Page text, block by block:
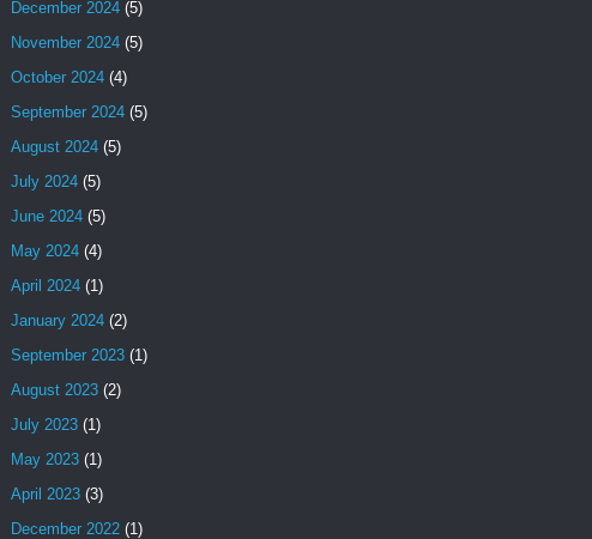
December 2024 (5)
November 2024 (5)
October 2024 (4)
September 2024 (5)
August 2024 (5)
July 2024 (5)
June 2024 (5)
May 2024 (4)
April 2024 (1)
January 2024 (2)
September 2023 (1)
August 2023 (2)
July 2023 (1)
May 2023 (1)
April 2023 (3)
December 2022 (1)